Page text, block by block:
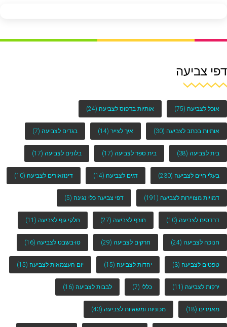
דפי צביעה
אוכל לצביעה (75) אותיות בדפוס לצביעה (24)
אותיות בכתב לצביעה (30) איך לצייר (14) בגדים לצביעה (7)
בית לצביעה (38) בית ספר לצביעה (17) בלונים לצביעה (17)
בעלי חיים לצביעה (230) דגים לצביעה (14) דינוזאורים לצביעה (10)
דמויות מצויירות לצביעה (191) דפי צביעה כלי נגינה (5)
דרדסים לצביעה (10) חורף לצביעה (27) חלקי גוף לצביעה (11)
חנוכה לצביעה (24) חרקים לצביעה (29) טו-בשבט לצביעה (16)
טפטים לצביעה (3) יהדות לצביעה (15) יום העצמאות לצביעה (15)
ירקות לצביעה (11) כללי (7) לבבות לצביעה (16)
מאמרים (18) מכוניות ומשאיות לצביעה (43)